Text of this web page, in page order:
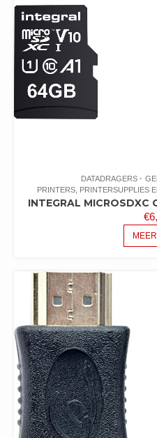
DATADRAGERS
PRINTERS, PRINTERSUPPLIES
INTEGRAL MICROSDXC
€